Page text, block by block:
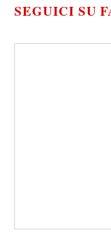
SEGUICI SU